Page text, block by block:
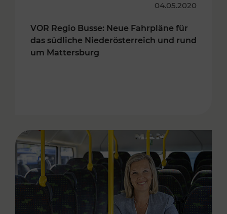
04.05.2020
VOR Regio Busse: Neue Fahrpläne für
das südliche Niederösterreich und rund
um Mattersburg